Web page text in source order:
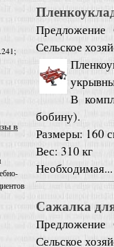
в
Предложение
Сельское
В
бобину).
Размеры: 160
Вес: 310 кг
Необходимая...
Сажалка
Предложение
Сельское